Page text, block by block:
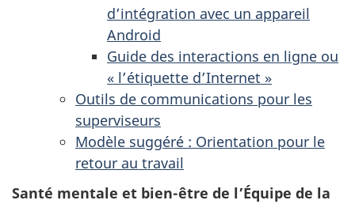
d’intégration avec un appareil
Android
Guide des interactions en ligne ou
« l’étiquette d’Internet »
Outils de communications pour les
superviseurs
Modèle suggéré : Orientation pour le
retour au travail
Santé mentale et bien-être de l’Équipe de la